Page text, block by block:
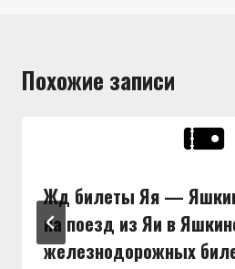
Похожие записи
Жд билеты Яя —
на поезд из Яи в
железнодорожных